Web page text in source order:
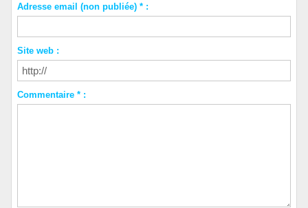
Adresse email (non publiée) * :
Site web :
Commentaire * :